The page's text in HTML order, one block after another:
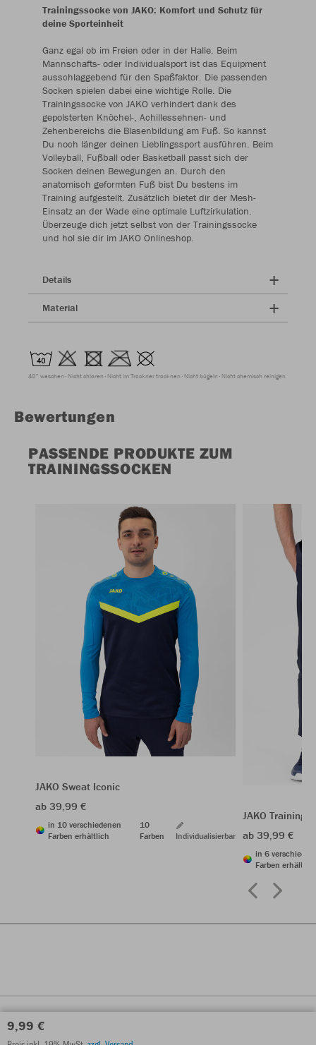
9,99 €
Trainingssocke von JAKO: Komfort und Schutz für
deine Sporteinheit
Ganz egal ob im Freien oder in der Halle. Beim
Mannschafts- oder Individualsport ist das Equipment
ausschlaggebend für den Spaßfaktor. Die passenden
Socken spielen dabei eine wichtige Rolle. Die
Trainingssocke von JAKO verhindert dank des
gepolsterten Knöchel-, Achillessehnen- und
Zehenbereichs die Blasenbildung am Fuß. So kannst
Du noch länger deinen Lieblingssport ausführen. Beim
Volleyball, Fußball oder Basketball passt sich der
Socken deinen Bewegungen an. Durch den
anatomisch geformten Fuß bist Du bestens im
Training aufgestellt. Zusätzlich bietet dir der Mesh-
Einsatz an der Wade eine optimale Luftzirkulation.
Überzeuge dich jetzt selbst von der Trainingssocke
und hol sie dir im JAKO Onlineshop.
Details
Material
40° waschen Nicht chloren Nicht im Trockner trocknen Nicht bügeln Nicht chemisch reinigen
Bewertungen
PASSENDE PRODUKTE ZUM
TRAININGSSOCKEN
JAKO Sweat Iconic
ab 39,99 €
in 10 verschiedenen
Farben erhältlich
10
Farben
Individualisierbar
JAKO
ab 39,99 €
in 6
Farben